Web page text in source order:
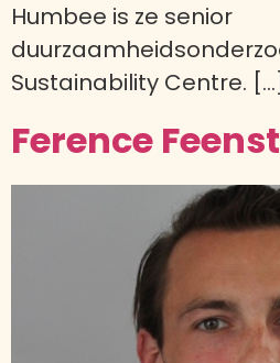
Humbee is ze senior
Sustainability Centre. […]
Ference